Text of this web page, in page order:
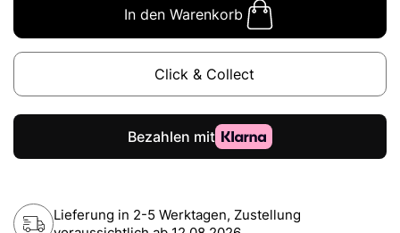
In den Warenkorb
Click & Collect
Lieferung in 2-5 Werktagen, Zustellung